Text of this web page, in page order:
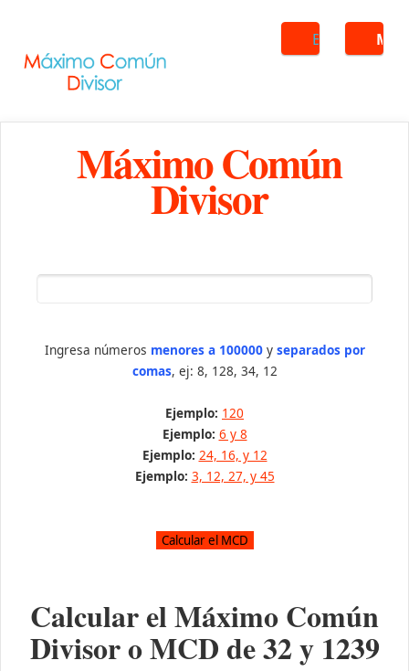
Buscar
Máximo Común
Divisor
Ingresa números menores a 100000y separados por
comas, ej: 8, 128, 34, 12
Ejemplo: 120
Ejemplo: 6 y 8
Ejemplo: 24, 16, y 12
Ejemplo: 3, 12, 27, y 45
Calcular el Máximo Común
Divisor o MCD de32y 1239